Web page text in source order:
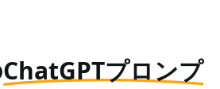
ChatGPTプロンプ